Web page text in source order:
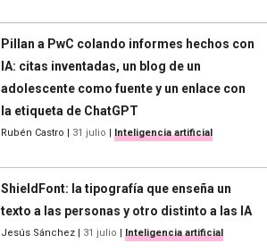
Pillan a PwC colando informes hechos con
IA: citas inventadas, un blog de un
adolescente como fuente y un enlace con
la etiqueta de ChatGPT
Rubén Castro | 31 julio | Inteligencia artificial
ShieldFont: la tipografía que enseña un
texto a las personas y otro distinto a las IA
Jesús Sánchez | 31 julio | Inteligencia artificial